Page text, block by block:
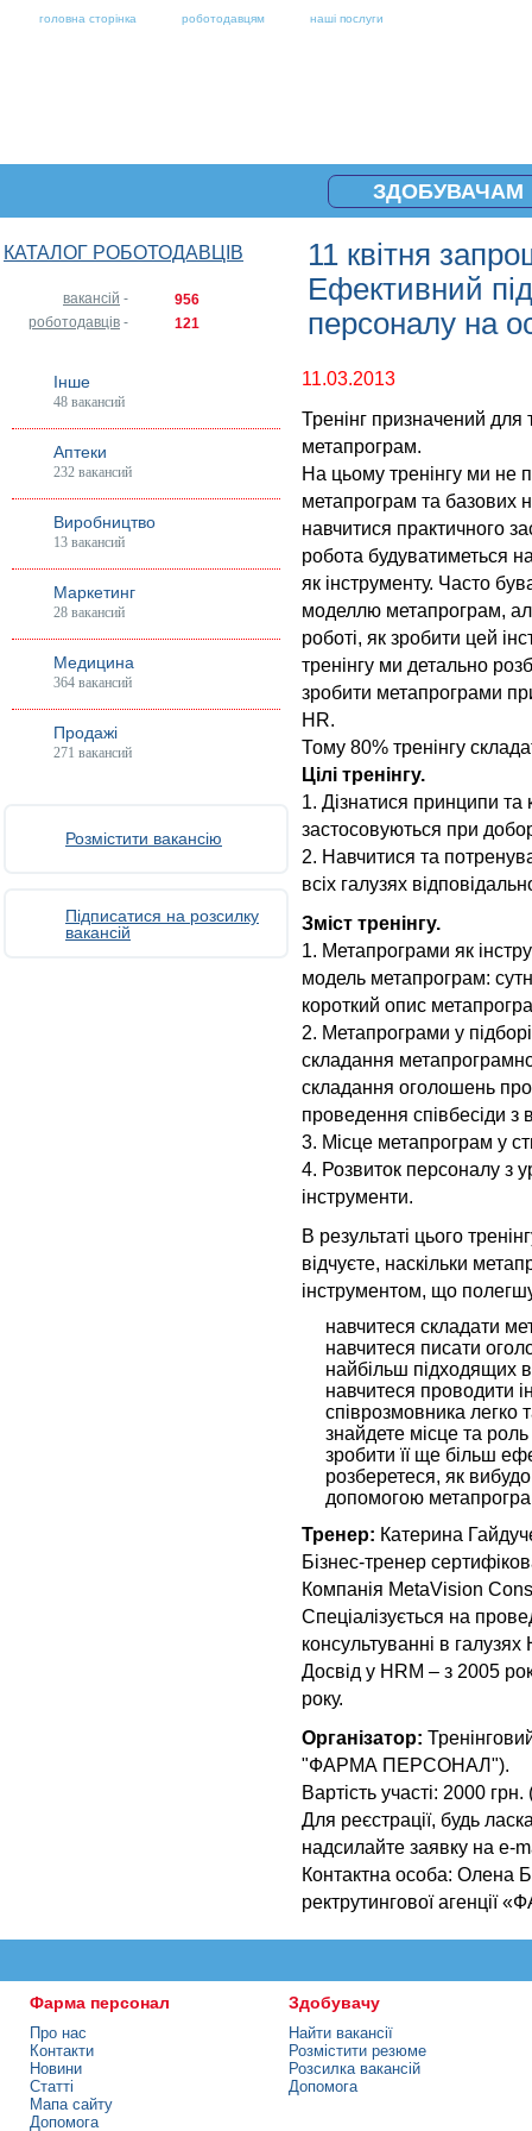
головна сторінка роботодавцям наші послуги
ЗДОБУВАЧАМ
КАТАЛОГ РОБОТОДАВЦІВ
вакансій -
956
роботодавців - 121
Інше
48 вакансий
Аптеки
232 вакансий
Виробництво
13 вакансий
Маркетинг
28 вакансий
Медицина
364 вакансий
Продажі
271 вакансий
Розмістити вакансію
Підписатися на розсилку
вакансій
11 квітня
Ефективний
персоналу на
11.03.2013
Тренінг призначений
метапрограм.
На цьому тренінгу ми не
метапрограм та базових
навчитися практичного
робота будуватиметься
як інструменту. Часто
моделлю метапрограм,
роботі, як зробити цей
тренінгу ми детально
зробити метапрограми
HR.
Тому 80% тренінгу
Цілі тренінгу.
1. Дізнатися принципи та
застосовуються при
2. Навчитися та
всіх галузях
Зміст тренінгу.
1. Метапрограми як
модель метапрограм:
короткий опис
2. Метапрограми у
складання
складання оголошень
проведення співбесіди
3. Місце метапрограм у
4. Розвиток персоналу з
інструменти.
В результаті цього
відчуєте, наскільки
інструментом, що
навчитеся складати
навчитеся писати
найбільш підходящих
навчитеся проводити
співрозмовника легко
знайдете місце та
зробити її ще більш
розберетеся, як
допомогою
Тренер: Катерина
Бізнес-тренер
Компанія MetaVision
Спеціалізується на
консультуванні в
Досвід у HRM – з 2005
року.
Організатор:
"ФАРМА ПЕРСОНАЛ").
Вартість участі: 2000
Для реєстрації, будь
надсилайте заявку на e-
Контактна особа: Олена
ректрутингової
Фарма персонал
Про нас
Контакти
Новини
Статті
Мапа сайту
Допомога
Здобувачу
Найти вакансії
Розмістити резюме
Розсилка вакансій
Допомога